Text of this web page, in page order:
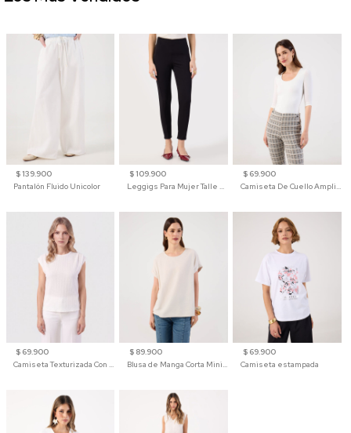
$ 139.900
Pantalón Fluido Unicolor
$ 109.900
Leggigs Para Mujer Talle Alto Liso
$ 69.900
Camiseta De Cuello Amplio Y Manga 3/4 Para Mujer
$ 69.900
Camiseta Texturizada Con Hombro Caído Para Mujer
$ 89.900
Blusa de Manga Corta Minimalista para Mujer
$ 69.900
Camiseta estampada